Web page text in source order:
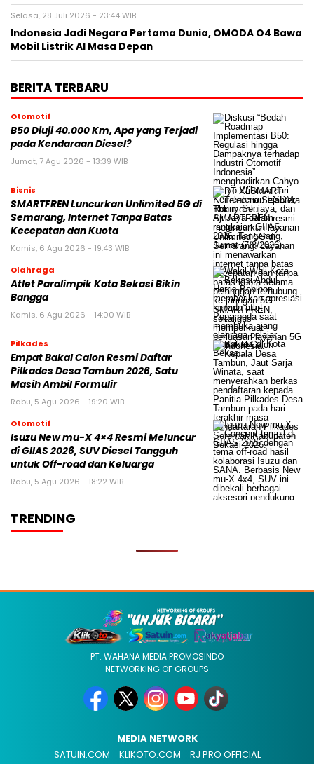
Selasa, 28 Juli 2026 - 23:44 WIB
Indonesia Jadi Negara Pertama Dunia, OMODA O4 Bawa
Mobil Listrik AI Masa Depan
BERITA TERBARU
Otomotif
B50 Diuji 40.000 Km, Apa yang Terjadi
pada Kendaraan Diesel?
Jumat, 7 Agu 2026 - 13:39 WIB
Bisnis
SMARTFREN Luncurkan Unlimited 5G di
Semarang, Internet Tanpa Batas
Kecepatan dan Kuota
Kamis, 6 Agu 2026 - 19:43 WIB
Olahraga
Atlet Paralimpik Kota Bekasi Bikin
Bangga
Kamis, 6 Agu 2026 - 14:00 WIB
Pilkades
Empat Bakal Calon Resmi Daftar
Pilkades Desa Tambun 2026, Satu
Masih Ambil Formulir
Rabu, 5 Agu 2026 - 19:20 WIB
Otomotif
Isuzu New mu-X 4×4 Resmi Meluncur
di GIIAS 2026, SUV Diesel Tangguh
untuk Off-road dan Keluarga
Rabu, 5 Agu 2026 - 18:22 WIB
TRENDING
PT. WAHANA MEDIA PROMOSINDO
NETWORKING OF GROUPS
MEDIA NETWORK
SATUIN.COM
KLIKOTO.COM RJ PRO OFFICIAL